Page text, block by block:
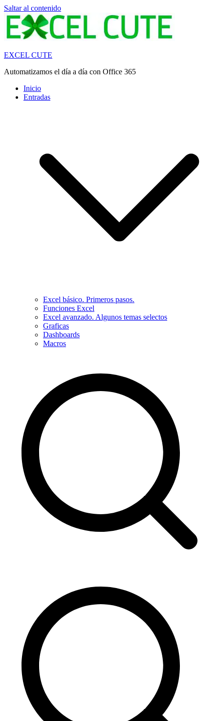
Saltar al contenido
EXCEL CUTE
Automatizamos el día a día con Office 365
Inicio
Entradas
Excel básico. Primeros pasos.
Funciones Excel
Excel avanzado. Algunos temas selectos
Graficas
Dashboards
Macros